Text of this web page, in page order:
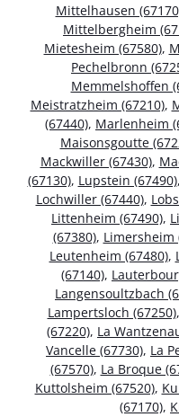
Mittelhausen
Mittelbergheim
Mietesheim (67580),
Pechelbronn
Memmelshoffen
Meistratzheim (67210),
(67440), Marlenheim
Maisonsgoutte
Mackwiller (67430),
(67130), Lupstein (67490),
Lochwiller (67440),
Littenheim (67490),
(67380), Limersheim
Leutenheim (67480),
(67140),
Langensoultzbach
Lampertsloch (67250),
(67220), La
Vancelle (67730), La
(67570), La Broque
Kuttolsheim (67520),
(67170),